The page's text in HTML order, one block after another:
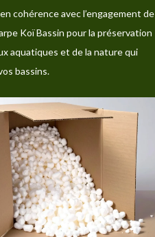
cohérence avec l’engagement de
Koï Bassin pour la préservation
aquatiques et de la nature qui
bassins.